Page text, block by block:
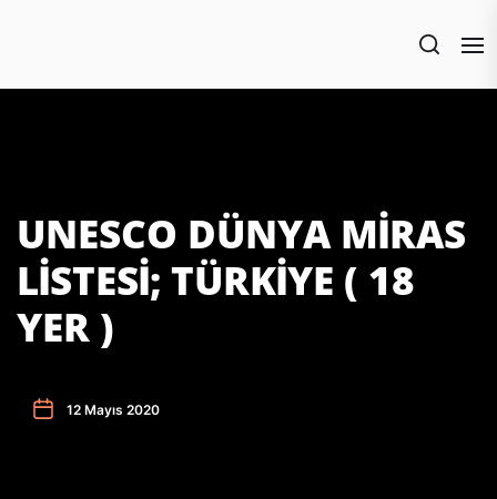
content
UNESCO DÜNYA MİRAS
LİSTESİ; TÜRKİYE ( 18
YER )
12 Mayıs 2020